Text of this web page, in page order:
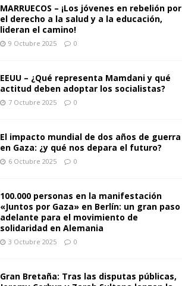
MARRUECOS – ¡Los jóvenes en rebelión por
el derecho a la salud y a la educación,
lideran el camino!
9 Octubre 2025 0
EEUU – ¿Qué representa Mamdani y qué
actitud deben adoptar los socialistas?
7 Octubre 2025 0
El impacto mundial de dos años de guerra
en Gaza: ¿y qué nos depara el futuro?
6 Octubre 2025 0
100.000 personas en la manifestación
«Juntos por Gaza» en Berlín: un gran paso
adelante para el movimiento de
solidaridad en Alemania
3 Octubre 2025 0
Gran Bretaña: Tras las disputas públicas,